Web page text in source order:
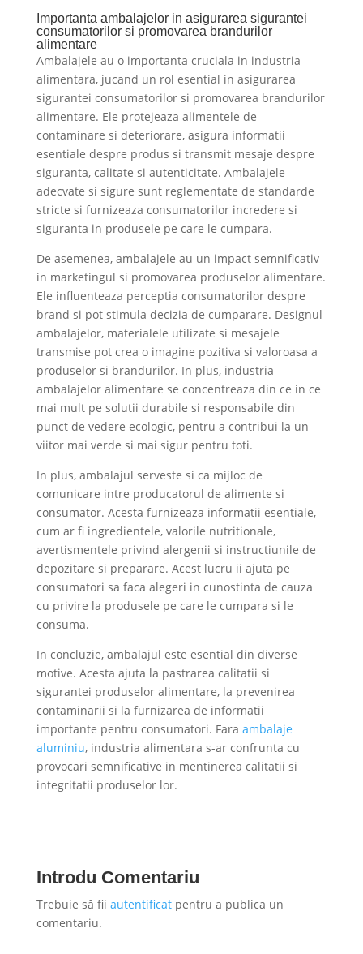
Importanta ambalajelor in asigurarea sigurantei
consumatorilor si promovarea brandurilor
alimentare
Ambalajele au o importanta cruciala in industria
alimentara, jucand un rol esential in asigurarea
sigurantei consumatorilor si promovarea brandurilor
alimentare. Ele protejeaza alimentele de
contaminare si deteriorare, asigura informatii
esentiale despre produs si transmit mesaje despre
siguranta, calitate si autenticitate. Ambalajele
adecvate si sigure sunt reglementate de standarde
stricte si furnizeaza consumatorilor incredere si
siguranta in produsele pe care le cumpara.
De asemenea, ambalajele au un impact semnificativ
in marketingul si promovarea produselor alimentare.
Ele influenteaza perceptia consumatorilor despre
brand si pot stimula decizia de cumparare. Designul
ambalajelor, materialele utilizate si mesajele
transmise pot crea o imagine pozitiva si valoroasa a
produselor si brandurilor. In plus, industria
ambalajelor alimentare se concentreaza din ce in ce
mai mult pe solutii durabile si responsabile din
punct de vedere ecologic, pentru a contribui la un
viitor mai verde si mai sigur pentru toti.
In plus, ambalajul serveste si ca mijloc de
comunicare intre producatorul de alimente si
consumator. Acesta furnizeaza informatii esentiale,
cum ar fi ingredientele, valorile nutritionale,
avertismentele privind alergenii si instructiunile de
depozitare si preparare. Acest lucru ii ajuta pe
consumatori sa faca alegeri in cunostinta de cauza
cu privire la produsele pe care le cumpara si le
consuma.
In concluzie, ambalajul este esential din diverse
motive. Acesta ajuta la pastrarea calitatii si
sigurantei produselor alimentare, la prevenirea
contaminarii si la furnizarea de informatii
importante pentru consumatori. Fara ambalaje
aluminiu, industria alimentara s-ar confrunta cu
provocari semnificative in mentinerea calitatii si
integritatii produselor lor.
Introdu Comentariu
Trebuie să fii autentificatpentru a publica un
comentariu.